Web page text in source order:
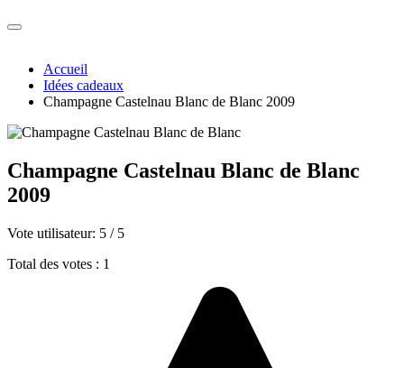
Accueil
Idées cadeaux
Champagne Castelnau Blanc de Blanc 2009
Champagne Castelnau Blanc de Blanc
2009
Vote utilisateur: 5 / 5
Total des votes : 1